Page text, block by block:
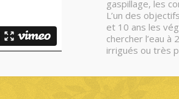
gaspillage, les
L’un des
et 10 ans les
chercher l’eau
irrigués ou très